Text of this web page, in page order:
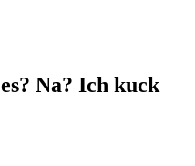
Na? Ich kuck